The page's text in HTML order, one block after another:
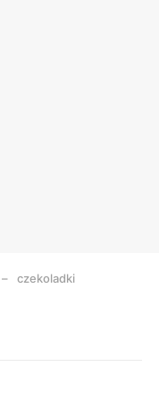
czekoladki